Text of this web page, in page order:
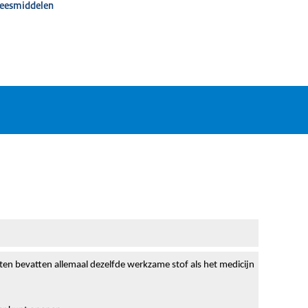
bevatten allemaal dezelfde werkzame stof als het medicijn